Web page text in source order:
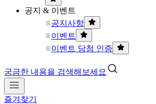
공지 & 이벤트
공지사항
이벤트
이벤트 당첨 인증
궁금한 내용을 검색해보세요
즐겨찾기